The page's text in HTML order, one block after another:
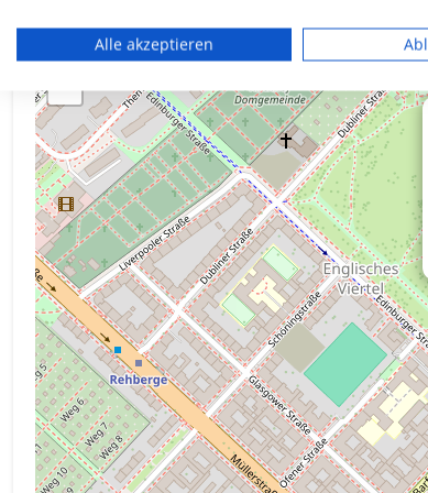
+
Verwendung reduzierter Daten zur Auswahl von
Erstellung von Profilen für personalisierte Werbung
Verwendung von Profilen zur Auswahl
Erstellung von Profilen zur Personalisierung von
Verwendung von Profilen zur Auswahl
Messung der Werbeleistung
Messung der Performance von Inhalten
Analyse von Zielgruppen durch Statistiken oder
verschiedenen Quellen
Entwicklung und Verbesserung der Angebote
Verwendung reduzierter Daten zur Auswahl von
Alle akzeptieren